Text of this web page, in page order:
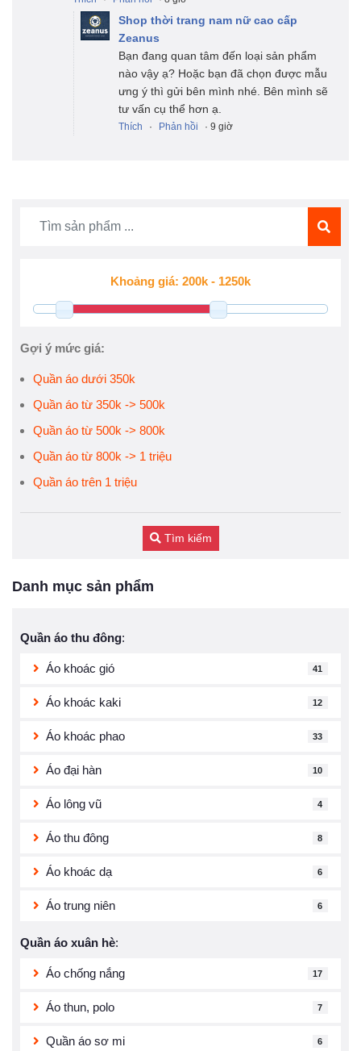
Shop thời trang nam nữ cao cấp
Zeanus
Bạn đang quan tâm đến loại sản phẩm
nào vậy ạ? Hoặc bạn đã chọn được mẫu
ưng ý thì gửi bên mình nhé. Bên mình sẽ
tư vấn cụ thể hơn ạ.
Thích · Phản hồi · 9 giờ
Gợi ý mức giá:
Quần áo dưới 350k
Quần áo từ 350k -> 500k
Quần áo từ 500k -> 800k
Quần áo từ 800k -> 1 triệu
Quần áo trên 1 triệu
Tìm kiếm
Danh mục sản phẩm
Quần áo thu đông:
Áo khoác gió 41
Áo khoác kaki 12
Áo khoác phao 33
Áo đại hàn 10
Áo lông vũ 4
Áo thu đông 8
Áo khoác dạ 6
Áo trung niên 6
Quần áo xuân hè:
Áo chống nắng 17
Áo thun, polo 7
Quần áo sơ mi 6